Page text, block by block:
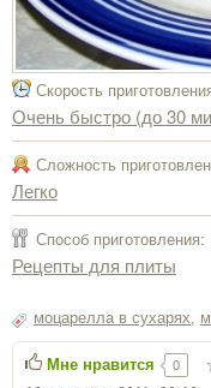
Скорость
Очень быстро (до 30
Сложность
Легко
Способ приготовления:
Рецепты для плиты
моцарелла в сухарях
Мне нравится 0